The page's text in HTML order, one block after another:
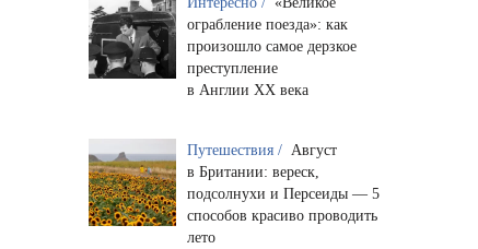
ограбление поезда»: как
произошло самое дерзкое
преступление
в Англии XX века
Путешествия / Август
в Британии: вереск,
подсолнухи и Персеиды — 5
способов красиво проводить
лето